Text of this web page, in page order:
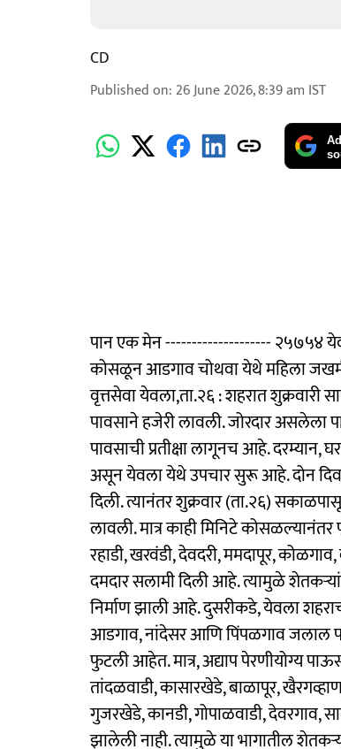
CD
Published on: 26 June 2026, 8:39 am IST
पान एक मेन -------------------- २५७५४
कोसळून आडगाव चोथवा येथे महिला जखमी
वृत्तसेवा येवला,ता.२६ : शहरात शुक्रवारी
पावसाने हजेरी लावली. जोरदार
पावसाची प्रतीक्षा लागूनच आहे.
असून येवला येथे उपचार सुरू आहे. दोन
दिली. त्यानंतर शुक्रवार (ता.२६)
लावली. मात्र काही मिनिटे कोसळल्यानंतर
रहाडी, खरवंडी, देवदरी, ममदापूर,
दमदार सलामी दिली आहे. त्यामुळे
निर्माण झाली आहे. दुसरीकडे, येवला
आडगाव, नांदेसर आणि पिंपळगाव जलाल
फुटली आहेत. मात्र, अद्याप पेरणीयोग्य
तांदळवाडी, कासारखेडे, बाळापूर,
गुजरखेडे, कानडी, गोपाळवाडी, देवरगाव,
झालेली नाही. त्यामुळे या भागातील